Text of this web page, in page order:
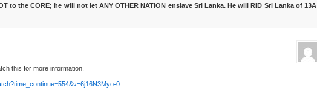
to the CORE; he will not let ANY OTHER NATION enslave Sri Lanka. He will RID Sri Lanka of 13A
this for more information.
0